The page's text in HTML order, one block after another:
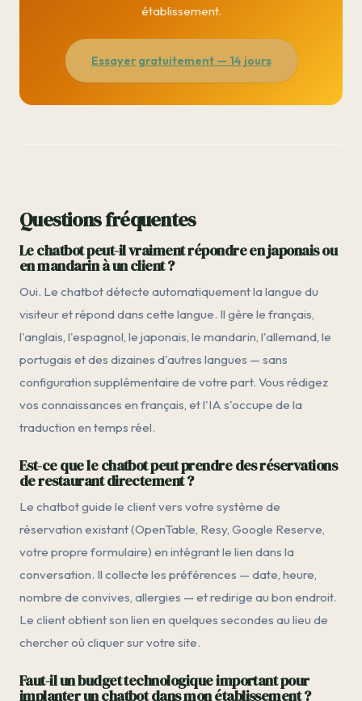
établissement.
Essayer gratuitement — 14 jours
Questions fréquentes
Le chatbot peut-il vraiment répondre en japonais ou
en mandarin à un client ?
Oui. Le chatbot détecte automatiquement la langue du
visiteur et répond dans cette langue. Il gère le français,
l'anglais, l'espagnol, le japonais, le mandarin, l'allemand, le
portugais et des dizaines d'autres langues — sans
configuration supplémentaire de votre part. Vous rédigez
vos connaissances en français, et l'IA s'occupe de la
traduction en temps réel.
Est-ce que le chatbot peut prendre des réservations
de restaurant directement ?
Le chatbot guide le client vers votre système de
réservation existant (OpenTable, Resy, Google Reserve,
votre propre formulaire) en intégrant le lien dans la
conversation. Il collecte les préférences — date, heure,
nombre de convives, allergies — et redirige au bon endroit.
Le client obtient son lien en quelques secondes au lieu de
chercher où cliquer sur votre site.
Faut-il un budget technologique important pour
implanter un chatbot dans mon établissement ?